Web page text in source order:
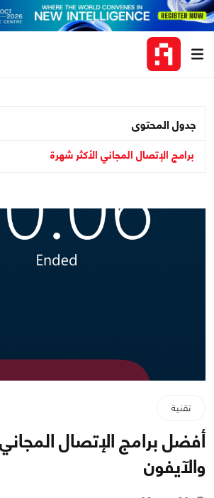
جدول المحتوى
برامج الإتصال المجاني الأكثر شهرة
تقنية
أفضل برامج الإتصال المجاني
والآيفون